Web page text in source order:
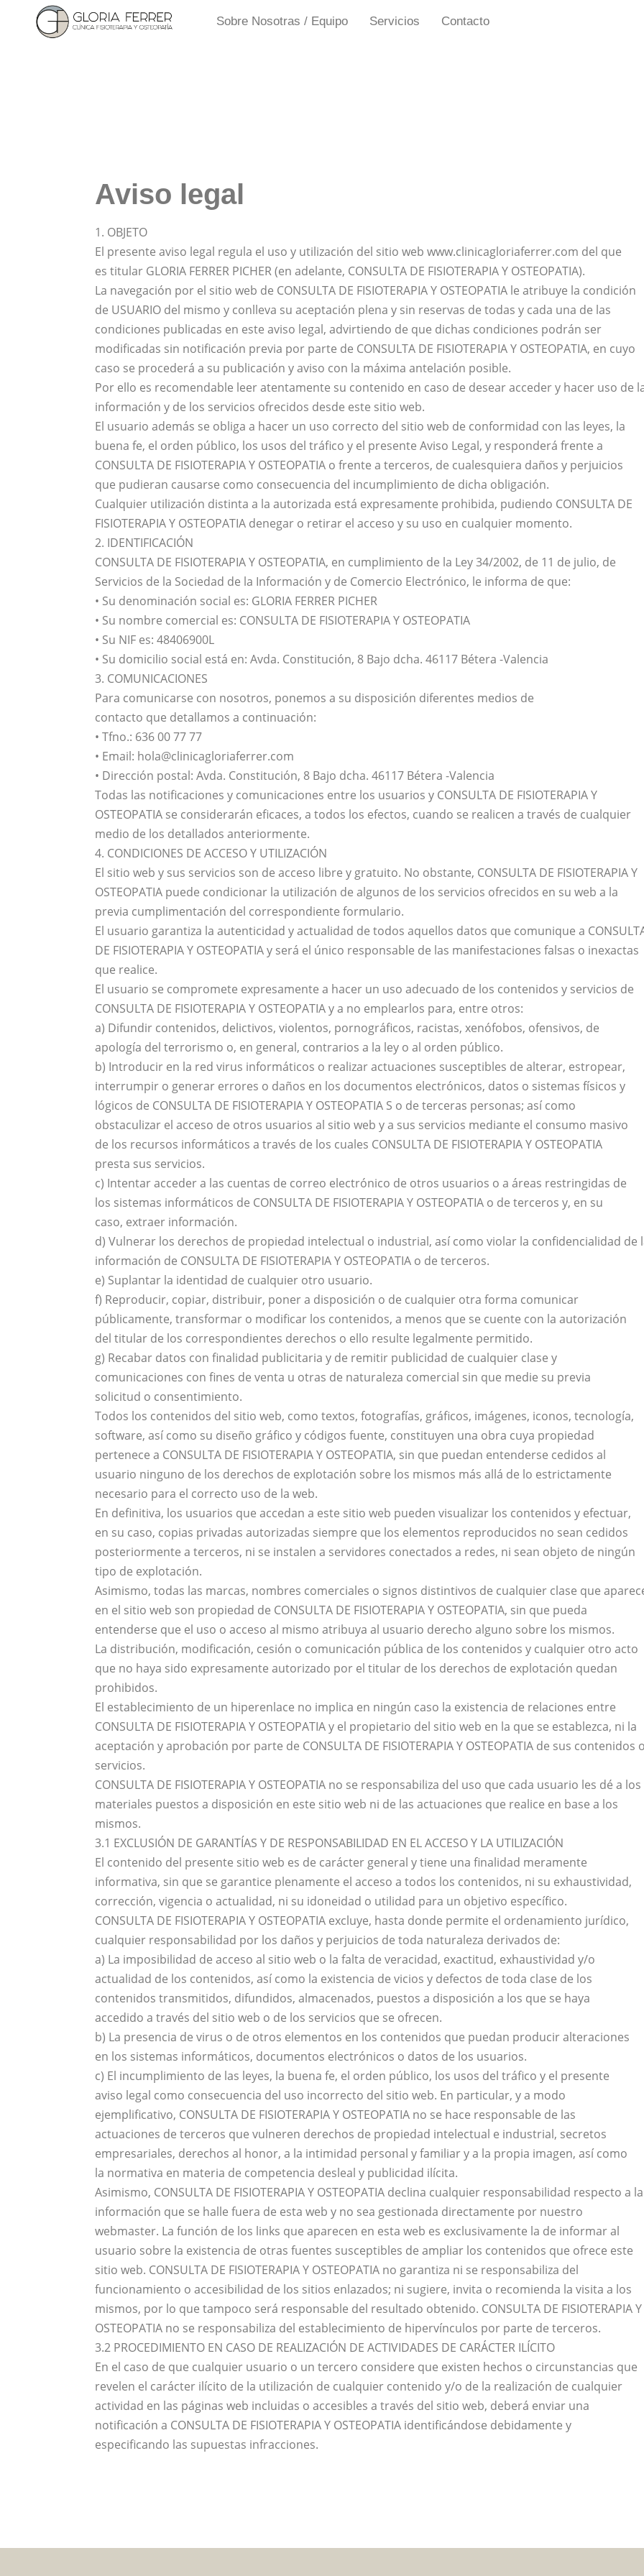
Sobre Nosotras / Equipo Servicios Contacto
Aviso legal
1. OBJETO
El presente aviso legal regula el uso y utilización del sitio web www.clinicagloriaferrer.com del que
es titular GLORIA FERRER PICHER (en adelante, CONSULTA DE FISIOTERAPIA Y OSTEOPATIA).
La navegación por el sitio web de CONSULTA DE FISIOTERAPIA Y OSTEOPATIA le atribuye la condición
de USUARIO del mismo y conlleva su aceptación plena y sin reservas de todas y cada una de las
condiciones publicadas en este aviso legal, advirtiendo de que dichas condiciones podrán ser
modificadas sin notificación previa por parte de CONSULTA DE FISIOTERAPIA Y OSTEOPATIA, en cuyo
caso se procederá a su publicación y aviso con la máxima antelación posible.
Por ello es recomendable leer atentamente su contenido en caso de desear acceder y hacer uso de
información y de los servicios ofrecidos desde este sitio web.
El usuario además se obliga a hacer un uso correcto del sitio web de conformidad con las leyes, la
buena fe, el orden público, los usos del tráfico y el presente Aviso Legal, y responderá frente a
CONSULTA DE FISIOTERAPIA Y OSTEOPATIA o frente a terceros, de cualesquiera daños y perjuicios
que pudieran causarse como consecuencia del incumplimiento de dicha obligación.
Cualquier utilización distinta a la autorizada está expresamente prohibida, pudiendo CONSULTA DE
FISIOTERAPIA Y OSTEOPATIA denegar o retirar el acceso y su uso en cualquier momento.
2. IDENTIFICACIÓN
CONSULTA DE FISIOTERAPIA Y OSTEOPATIA, en cumplimiento de la Ley 34/2002, de 11 de julio, de
Servicios de la Sociedad de la Información y de Comercio Electrónico, le informa de que:
• Su denominación social es: GLORIA FERRER PICHER
• Su nombre comercial es: CONSULTA DE FISIOTERAPIA Y OSTEOPATIA
• Su NIF es: 48406900L
• Su domicilio social está en: Avda. Constitución, 8 Bajo dcha. 46117 Bétera -Valencia
3. COMUNICACIONES
Para comunicarse con nosotros, ponemos a su disposición diferentes medios de
contacto que detallamos a continuación:
• Tfno.: 636 00 77 77
• Email: hola@clinicagloriaferrer.com
• Dirección postal: Avda. Constitución, 8 Bajo dcha. 46117 Bétera -Valencia
Todas las notificaciones y comunicaciones entre los usuarios y CONSULTA DE FISIOTERAPIA Y
OSTEOPATIA se considerarán eficaces, a todos los efectos, cuando se realicen a través de cualquier
medio de los detallados anteriormente.
4. CONDICIONES DE ACCESO Y UTILIZACIÓN
El sitio web y sus servicios son de acceso libre y gratuito. No obstante, CONSULTA DE FISIOTERAPIA Y
OSTEOPATIA puede condicionar la utilización de algunos de los servicios ofrecidos en su web a la
previa cumplimentación del correspondiente formulario.
El usuario garantiza la autenticidad y actualidad de todos aquellos datos que comunique a
DE FISIOTERAPIA Y OSTEOPATIA y será el único responsable de las manifestaciones falsas o inexactas
que realice.
El usuario se compromete expresamente a hacer un uso adecuado de los contenidos y servicios de
CONSULTA DE FISIOTERAPIA Y OSTEOPATIA y a no emplearlos para, entre otros:
a) Difundir contenidos, delictivos, violentos, pornográficos, racistas, xenófobos, ofensivos, de
apología del terrorismo o, en general, contrarios a la ley o al orden público.
b) Introducir en la red virus informáticos o realizar actuaciones susceptibles de alterar, estropear,
interrumpir o generar errores o daños en los documentos electrónicos, datos o sistemas físicos y
lógicos de CONSULTA DE FISIOTERAPIA Y OSTEOPATIA S o de terceras personas; así como
obstaculizar el acceso de otros usuarios al sitio web y a sus servicios mediante el consumo masivo
de los recursos informáticos a través de los cuales CONSULTA DE FISIOTERAPIA Y OSTEOPATIA
presta sus servicios.
c) Intentar acceder a las cuentas de correo electrónico de otros usuarios o a áreas restringidas de
los sistemas informáticos de CONSULTA DE FISIOTERAPIA Y OSTEOPATIA o de terceros y, en su
caso, extraer información.
d) Vulnerar los derechos de propiedad intelectual o industrial, así como violar la confidencialidad de
información de CONSULTA DE FISIOTERAPIA Y OSTEOPATIA o de terceros.
e) Suplantar la identidad de cualquier otro usuario.
f) Reproducir, copiar, distribuir, poner a disposición o de cualquier otra forma comunicar
públicamente, transformar o modificar los contenidos, a menos que se cuente con la autorización
del titular de los correspondientes derechos o ello resulte legalmente permitido.
g) Recabar datos con finalidad publicitaria y de remitir publicidad de cualquier clase y
comunicaciones con fines de venta u otras de naturaleza comercial sin que medie su previa
solicitud o consentimiento.
Todos los contenidos del sitio web, como textos, fotografías, gráficos, imágenes, iconos, tecnología,
software, así como su diseño gráfico y códigos fuente, constituyen una obra cuya propiedad
pertenece a CONSULTA DE FISIOTERAPIA Y OSTEOPATIA, sin que puedan entenderse cedidos al
usuario ninguno de los derechos de explotación sobre los mismos más allá de lo estrictamente
necesario para el correcto uso de la web.
En definitiva, los usuarios que accedan a este sitio web pueden visualizar los contenidos y efectuar,
en su caso, copias privadas autorizadas siempre que los elementos reproducidos no sean cedidos
posteriormente a terceros, ni se instalen a servidores conectados a redes, ni sean objeto de ningún
tipo de explotación.
Asimismo, todas las marcas, nombres comerciales o signos distintivos de cualquier clase que
en el sitio web son propiedad de CONSULTA DE FISIOTERAPIA Y OSTEOPATIA, sin que pueda
entenderse que el uso o acceso al mismo atribuya al usuario derecho alguno sobre los mismos.
La distribución, modificación, cesión o comunicación pública de los contenidos y cualquier otro acto
que no haya sido expresamente autorizado por el titular de los derechos de explotación quedan
prohibidos.
El establecimiento de un hiperenlace no implica en ningún caso la existencia de relaciones entre
CONSULTA DE FISIOTERAPIA Y OSTEOPATIA y el propietario del sitio web en la que se establezca, ni la
aceptación y aprobación por parte de CONSULTA DE FISIOTERAPIA Y OSTEOPATIA de sus contenidos
servicios.
CONSULTA DE FISIOTERAPIA Y OSTEOPATIA no se responsabiliza del uso que cada usuario les dé a los
materiales puestos a disposición en este sitio web ni de las actuaciones que realice en base a los
mismos.
3.1 EXCLUSIÓN DE GARANTÍAS Y DE RESPONSABILIDAD EN EL ACCESO Y LA UTILIZACIÓN
El contenido del presente sitio web es de carácter general y tiene una finalidad meramente
informativa, sin que se garantice plenamente el acceso a todos los contenidos, ni su exhaustividad,
corrección, vigencia o actualidad, ni su idoneidad o utilidad para un objetivo específico.
CONSULTA DE FISIOTERAPIA Y OSTEOPATIA excluye, hasta donde permite el ordenamiento jurídico,
cualquier responsabilidad por los daños y perjuicios de toda naturaleza derivados de:
a) La imposibilidad de acceso al sitio web o la falta de veracidad, exactitud, exhaustividad y/o
actualidad de los contenidos, así como la existencia de vicios y defectos de toda clase de los
contenidos transmitidos, difundidos, almacenados, puestos a disposición a los que se haya
accedido a través del sitio web o de los servicios que se ofrecen.
b) La presencia de virus o de otros elementos en los contenidos que puedan producir alteraciones
en los sistemas informáticos, documentos electrónicos o datos de los usuarios.
c) El incumplimiento de las leyes, la buena fe, el orden público, los usos del tráfico y el presente
aviso legal como consecuencia del uso incorrecto del sitio web. En particular, y a modo
ejemplificativo, CONSULTA DE FISIOTERAPIA Y OSTEOPATIA no se hace responsable de las
actuaciones de terceros que vulneren derechos de propiedad intelectual e industrial, secretos
empresariales, derechos al honor, a la intimidad personal y familiar y a la propia imagen, así como
la normativa en materia de competencia desleal y publicidad ilícita.
Asimismo, CONSULTA DE FISIOTERAPIA Y OSTEOPATIA declina cualquier responsabilidad respecto a la
información que se halle fuera de esta web y no sea gestionada directamente por nuestro
webmaster. La función de los links que aparecen en esta web es exclusivamente la de informar al
usuario sobre la existencia de otras fuentes susceptibles de ampliar los contenidos que ofrece este
sitio web. CONSULTA DE FISIOTERAPIA Y OSTEOPATIA no garantiza ni se responsabiliza del
funcionamiento o accesibilidad de los sitios enlazados; ni sugiere, invita o recomienda la visita a los
mismos, por lo que tampoco será responsable del resultado obtenido. CONSULTA DE FISIOTERAPIA Y
OSTEOPATIA no se responsabiliza del establecimiento de hipervínculos por parte de terceros.
3.2 PROCEDIMIENTO EN CASO DE REALIZACIÓN DE ACTIVIDADES DE CARÁCTER ILÍCITO
En el caso de que cualquier usuario o un tercero considere que existen hechos o circunstancias que
revelen el carácter ilícito de la utilización de cualquier contenido y/o de la realización de cualquier
actividad en las páginas web incluidas o accesibles a través del sitio web, deberá enviar una
notificación a CONSULTA DE FISIOTERAPIA Y OSTEOPATIA identificándose debidamente y
especificando las supuestas infracciones.